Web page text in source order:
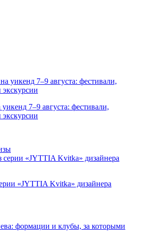
7–9 августа: фестивали,
«JYTTIA Kvitka» дизайнера